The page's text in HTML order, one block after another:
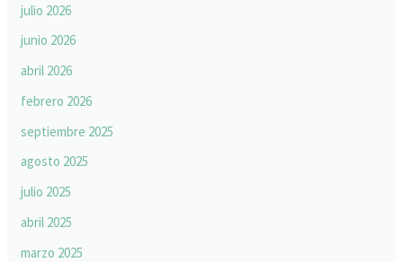
julio 2026
junio 2026
abril 2026
febrero 2026
septiembre 2025
agosto 2025
julio 2025
abril 2025
marzo 2025